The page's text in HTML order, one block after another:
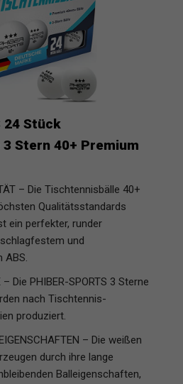
24 Stück
Stern 40+ Premium
– Die Tischtennisbälle 40+
Qualitätsstandards
ein perfekter, runder
und
ABS.
Die PHIBER-SPORTS 3 Sterne
nach Tischtennis-
produziert.
– Die weißen
durch ihre lange
Balleigenschaften,